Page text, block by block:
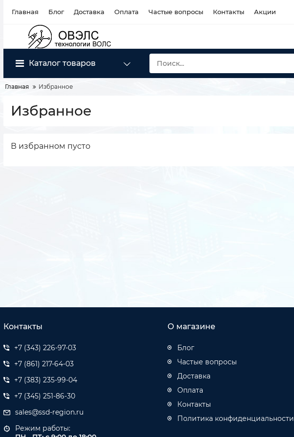
Главная Блог Доставка Оплата Частые вопросы Контакты Акции
Каталог товаров
Главная Избранное
Избранное
В избранном пусто
Контакты
+7 (343) 226-97-03
+7 (861) 217-64-03
+7 (383) 235-99-04
+7 (345) 251-86-30
sales@ssd-region.ru
Режим работы:
О магазине
Блог
Частые вопросы
Доставка
Оплата
Контакты
Политика конфиденциальности